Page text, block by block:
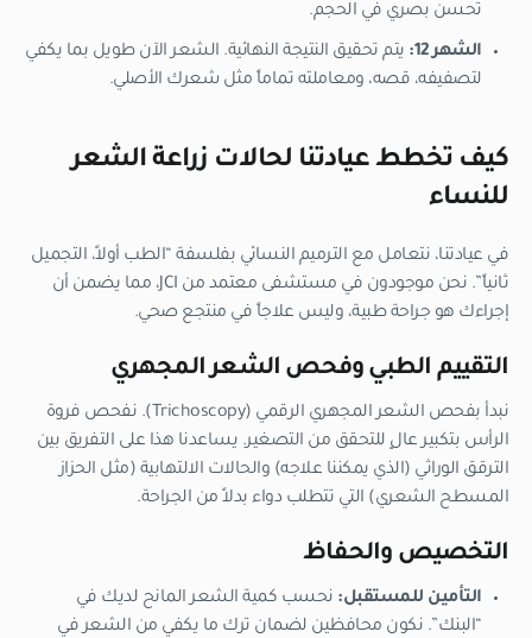
تحسن بصري في الحجم.
الشهر 12:
يتم تحقيق النتيجة النهائية. الشعر الآن طويل بما يكفي
لتصفيفه، قصه، ومعاملته تماماً مثل شعرك الأصلي.
كيف تخطط عيادتنا لحالات زراعة الشعر
للنساء
في عيادتنا، نتعامل مع الترميم النسائي بفلسفة “الطب أولاً، التجميل
ثانياً”. نحن موجودون في مستشفى معتمد من JCI، مما يضمن أن
إجراءك هو جراحة طبية، وليس علاجاً في منتجع صحي.
التقييم الطبي وفحص الشعر المجهري
نبدأ بفحص الشعر المجهري الرقمي (Trichoscopy). نفحص فروة
الرأس بتكبير عالٍ للتحقق من التصغير. يساعدنا هذا على التفريق بين
الترقق الوراثي (الذي يمكننا علاجه) والحالات الالتهابية (مثل الحزاز
المسطح الشعري) التي تتطلب دواء بدلاً من الجراحة.
التخصيص والحفاظ
التأمين للمستقبل: نحسب كمية الشعر المانح لديك في
“البنك”. نكون محافظين لضمان ترك ما يكفي من الشعر في